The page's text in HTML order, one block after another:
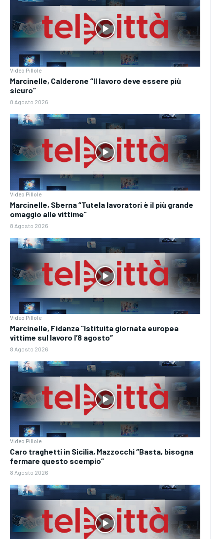
Video Pillole
Marcinelle, Calderone “Il lavoro deve essere più
sicuro”
8 Agosto 2026
Video Pillole
Marcinelle, Sberna “Tutela lavoratori è il più grande
omaggio alle vittime”
8 Agosto 2026
Video Pillole
Marcinelle, Fidanza “Istituita giornata europea
vittime sul lavoro l’8 agosto”
8 Agosto 2026
Video Pillole
Caro traghetti in Sicilia, Mazzocchi “Basta, bisogna
fermare questo scempio”
8 Agosto 2026